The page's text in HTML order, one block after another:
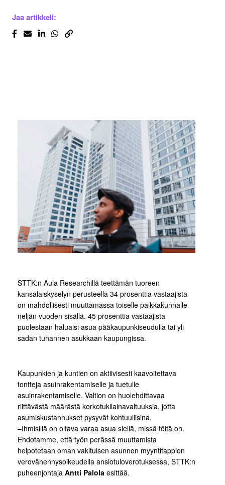
Jaa artikkeli:
STTK:n Aula Researchillä teettämän tuoreen
kansalaiskyselyn perusteella 34 prosenttia vastaajista
on mahdollisesti muuttamassa toiselle paikkakunnalle
neljän vuoden sisällä. 45 prosenttia vastaajista
puolestaan haluaisi asua pääkaupunkiseudulla tai yli
sadan tuhannen asukkaan kaupungissa.
Kaupunkien ja kuntien on aktiivisesti kaavoitettava
tontteja asuinrakentamiselle ja tuetulle
asuinrakentamiselle. Valtion on huolehdittavaa
riittävästä määrästä korkotukilainavaltuuksia, jotta
asumiskustannukset pysyvät kohtuullisina.
–Ihmisillä on oltava varaa asua siellä, missä töitä on.
Ehdotamme, että työn perässä muuttamista
helpotetaan oman vakituisen asunnon myyntitappion
verovähennysoikeudella ansiotuloverotuksessa, STTK:n
puheenjohtaja Antti Palola esittää.